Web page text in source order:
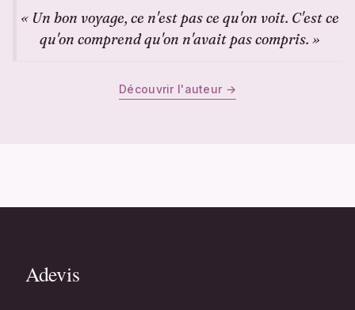
« Un bon voyage, ce n'est pas ce qu'on voit. C'est ce
qu'on comprend qu'on n'avait pas compris. »
Découvrir l'auteur →